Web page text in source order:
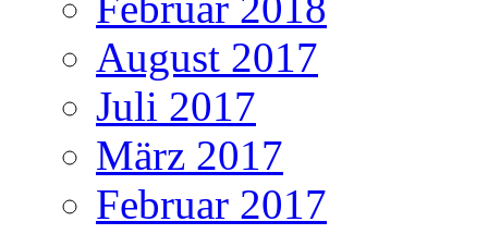
August 2017
Juli 2017
März 2017
Februar 2017